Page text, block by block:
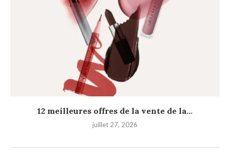
12 meilleures offres de la vente de la...
juillet 27, 2026